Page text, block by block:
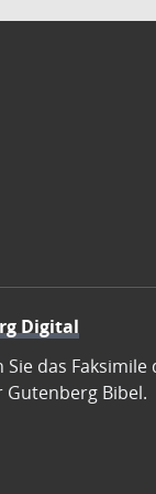
Digital
Sie das Faksimile
Gutenberg Bibel.